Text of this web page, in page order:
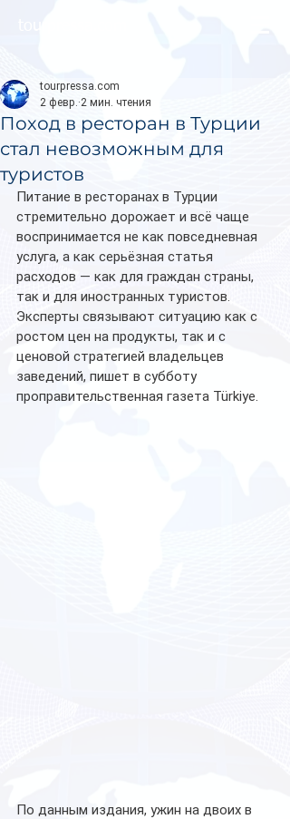
Поход в ресторан в Турции
стал невозможным для
туристов
tourpressa.com
2 февр. 2 мин. чтения
Питание в ресторанах в Турции
стремительно дорожает и всё чаще
воспринимается не как повседневная
услуга, а как серьёзная статья
расходов — как для граждан страны,
так и для иностранных туристов.
Эксперты связывают ситуацию как с
ростом цен на продукты, так и с
ценовой стратегией владельцев
заведений, пишет в субботу
проправительственная газета Türkiye.
По данным издания, ужин на двоих в